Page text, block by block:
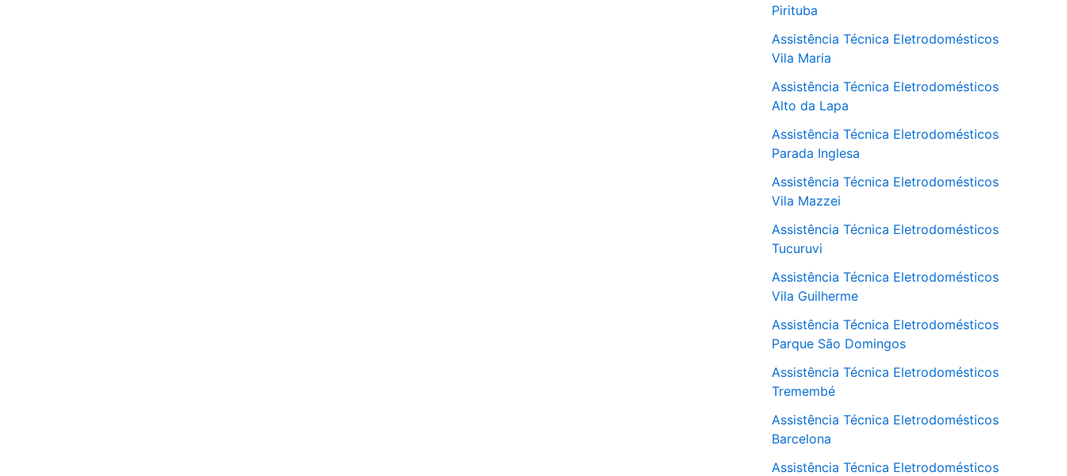
Pirituba
Assistência Técnica Eletrodomésticos
Vila Maria
Assistência Técnica Eletrodomésticos
Alto da Lapa
Assistência Técnica Eletrodomésticos
Parada Inglesa
Assistência Técnica Eletrodomésticos
Vila Mazzei
Assistência Técnica Eletrodomésticos
Tucuruvi
Assistência Técnica Eletrodomésticos
Vila Guilherme
Assistência Técnica Eletrodomésticos
Parque São Domingos
Assistência Técnica Eletrodomésticos
Tremembé
Assistência Técnica Eletrodomésticos
Barcelona
Assistência Técnica Eletrodomésticos